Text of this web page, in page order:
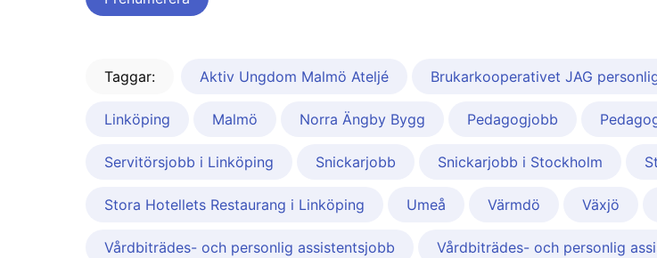
Taggar: Aktiv Ungdom Malmö Ateljé Brukarkooperativet JAG
Linköping Malmö Norra Ängby Bygg Pedagogjobb
Servitörsjobb i Linköping Snickarjobb Snickarjobb i Stockholm
Stora Hotellets Restaurang i Linköping Umeå Värmdö Växjö
Vårdbiträdes- och personlig assistentsjobb Vårdbiträdes- och personlig